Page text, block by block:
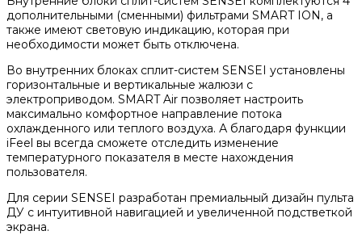
дополнительными (сменными) фильтрами SMART ION, а
также имеют световую индикацию, которая при
необходимости может быть отключена.
Во внутренних блоках сплит-систем SENSEI установлены
горизонтальные и вертикальные жалюзи с
электроприводом. SMART Air позволяет настроить
максимально комфортное направление потока
охлажденного или теплого воздуха. А благодаря функции
iFeel вы всегда сможете отследить изменение
температурного показателя в месте нахождения
пользователя.
Для серии SENSEI разработан премиальный дизайн пульта
ДУ с интуитивной навигацией и увеличенной подстветкой
экрана.